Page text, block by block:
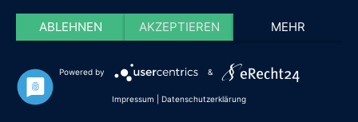
Maritime Kleidung
Maritimer Außenbereich
Uncategorized
ABLEHNEN AKZEPTIEREN MEHR
Powered by &
Impressum Datenschutzerklärung